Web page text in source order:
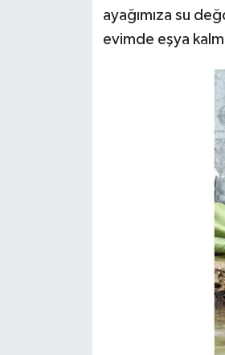
ayağımıza su
evimde eşya